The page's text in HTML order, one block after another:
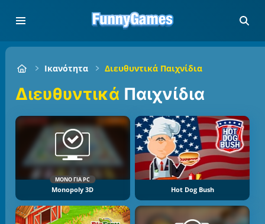
Ικανότητα Διευθυντικά Παιχνίδια
Διευθυντικά Παιχνίδια
ΜΌΝΟ ΓΙΑ PC
Monopoly 3D Hot Dog Bush